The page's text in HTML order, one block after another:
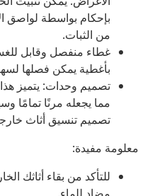
بإحكام بواسطة لواصق
من الثبات.
غطاء منفصل وقابل
بأغطية يمكن فصلها
تصميم وحدات: يتميز
مما يجعله مرنًا تمامًا
تصميم تنسيق أثاث
معلومة مفيدة:
للتأكد من بقاء أثاثك